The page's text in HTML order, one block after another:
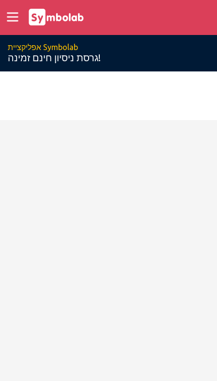
אפליקציית Symbolab
גרסת ניסיון חינם זמינה!